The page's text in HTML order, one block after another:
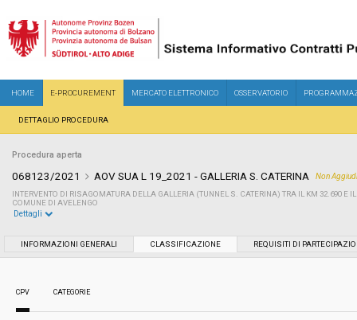
HOME E-PROCUREMENT MERCATO ELETTRONICO OSSERVATORIO
DETTAGLIO PROCEDURA
Procedura aperta
068123/2021 AOV SUA L 19_2021 - GALLERIA S. CATERINA
Non
INTERVENTO DI RISAGOMATURA DELLA GALLERIA (TUNNEL S. CATERINA) TRA IL KM 32.690 E
COMUNE DI AVELENGO
Servizi sociali: No
Dettagli
INFORMAZIONI GENERALI CLASSIFICAZIONE REQUISITI DI
CPV CATEGORIE